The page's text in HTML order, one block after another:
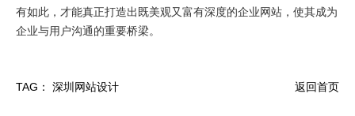
有如此，才能真正打造出既美观又富有深度的企业网站，使其成为
企业与用户沟通的重要桥梁。
TAG： 深圳网站设计 返回首页